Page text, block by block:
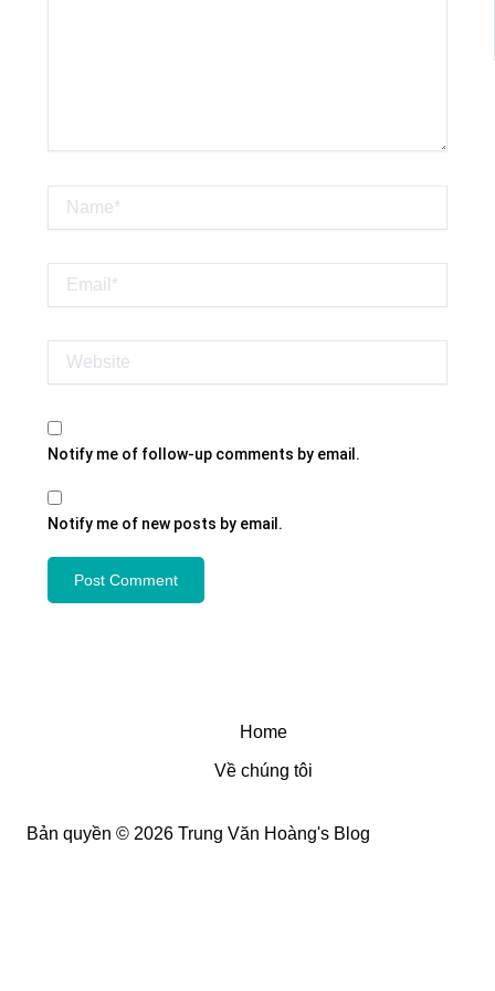
Notify me of follow-up comments by email.
Notify me of new posts by email.
Home
Về chúng tôi
Bản quyền © 2026 Trung Văn Hoàng's Blog